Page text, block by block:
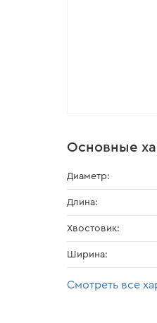
Основные
Диаметр:
Длина:
Хвостовик:
Ширина:
Смотреть все